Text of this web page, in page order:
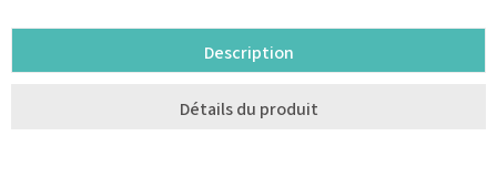
Description
Détails du produit